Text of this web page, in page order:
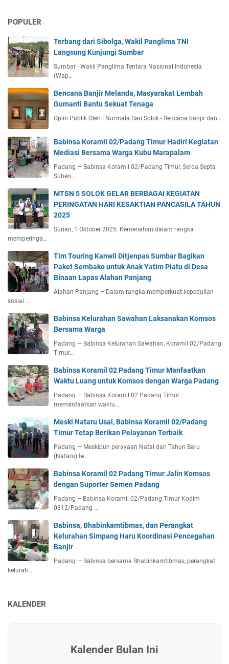
POPULER
Terbang dari Sibolga, Wakil Panglima TNI
Langsung Kunjungi Sumbar
Sumbar - Wakil Panglima Tentara Nasional Indonesia
(Wap…
Bencana Banjir Melanda, Masyarakat Lembah
Gumanti Bantu Sekuat Tenaga
Opini Publik Oleh : Nurmala Sari Solok - Bencana banjir dan…
Babinsa Koramil 02/Padang Timur Hadiri Kegiatan
Mediasi Bersama Warga Kubu Marapalam
Padang — Babinsa Koramil 02/Padang Timur, Serda Septa
Suhen…
MTSN 5 SOLOK GELAR BERBAGAI KEGIATAN
PERINGATAN HARI KESAKTIAN PANCASILA TAHUN
2025
Surian, 1 Oktober 2025. Kemeriahan dalam rangka
memperinga…
Tim Touring Kanwil Ditjenpas Sumbar Bagikan
Paket Sembako untuk Anak Yatim Piatu di Desa
Binaan Lapas Alahan Panjang
Alahan Panjang – Dalam rangka memperkuat kepedulian
sosial …
Babinsa Kelurahan Sawahan Laksanakan Komsos
Bersama Warga
Padang — Babinsa Kelurahan Sawahan, Koramil 02/Padang
Timur…
Babinsa Koramil 02 Padang Timur Manfaatkan
Waktu Luang untuk Komsos dengan Warga Padang
Padang — Babinsa Koramil 02 Padang Timur
memanfaatkan waktu…
Meski Nataru Usai, Babinsa Koramil 02/Padang
Timur Tetap Berikan Pelayanan Terbaik
Padang — Meskipun perayaan Natal dan Tahun Baru
(Nataru) te…
Babinsa Koramil 02 Padang Timur Jalin Komsos
dengan Suporter Semen Padang
Padang – Babinsa Koramil 02/Padang Timur Kodim
0312/Padang …
Babinsa, Bhabinkamtibmas, dan Perangkat
Kelurahan Simpang Haru Koordinasi Pencegahan
Banjir
Padang — Babinsa bersama Bhabinkamtibmas, perangkat
kelurah…
KALENDER
Kalender Bulan Ini